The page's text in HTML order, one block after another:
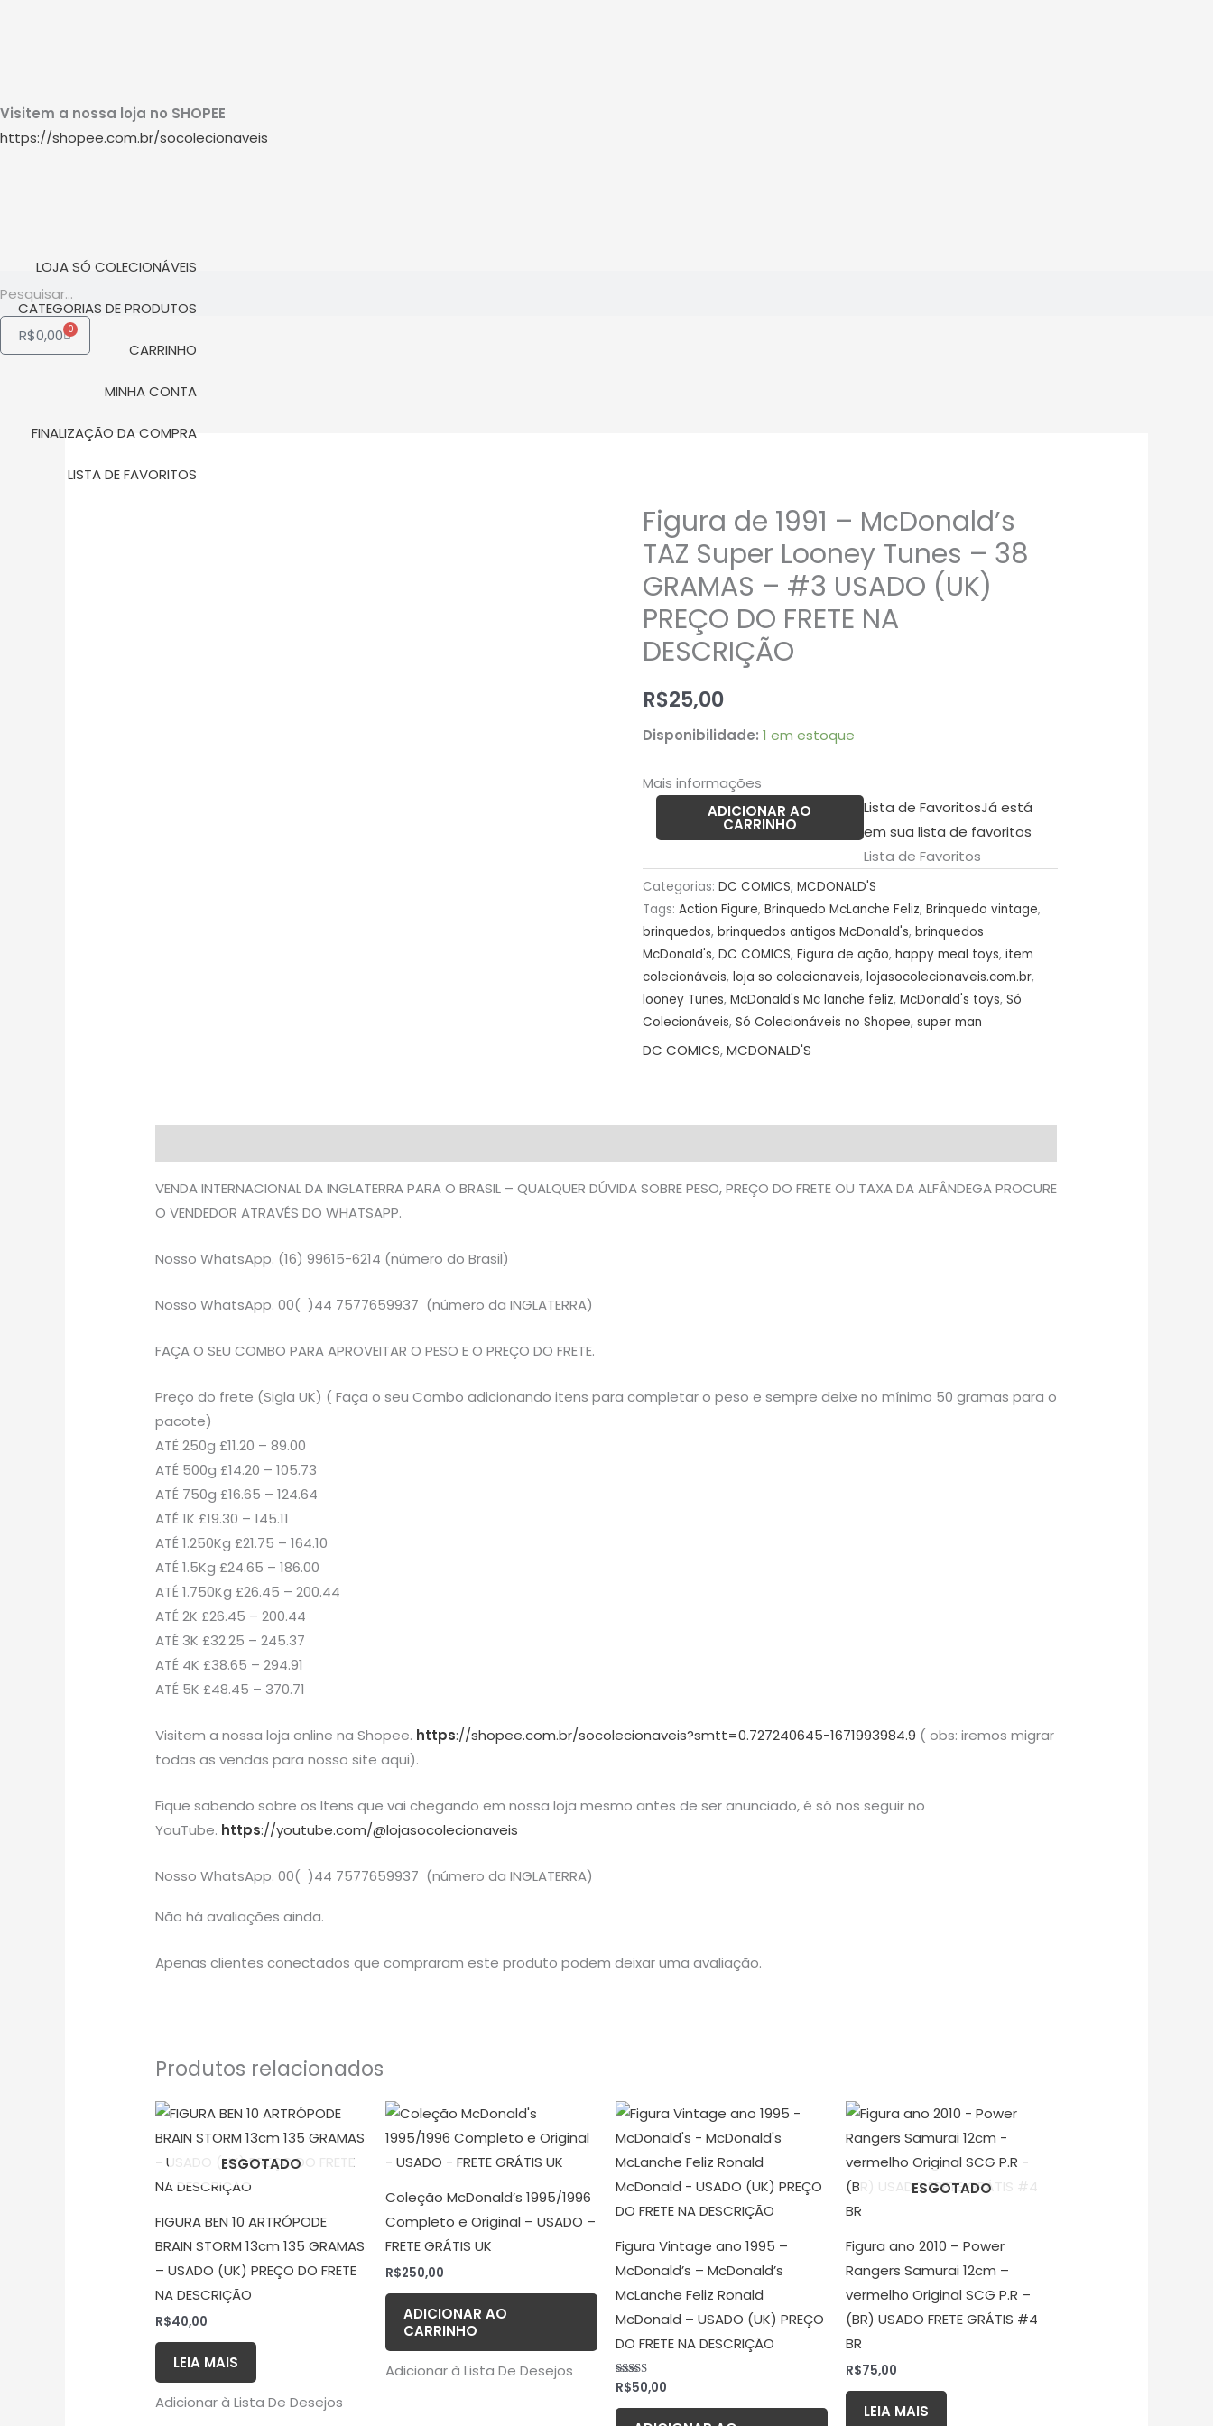
h
a
a
p
p
s
g
r
a
m
o
u
b
e
Visitem a nossa loja no SHOPEE
https://shopee.com.br/socolecionaveis
LOJA SÓ COLECIONÁVEIS
CATEGORIAS DE PRODUTOS
CARRINHO
MINHA CONTA
FINALIZAÇÃO DA COMPRA
LISTA DE FAVORITOS
R$0,00 0
Carrinho
Figura de 1991 – McDonald’s
TAZ Super Looney Tunes – 38
GRAMAS – #3 USADO (UK)
PREÇO DO FRETE NA
DESCRIÇÃO
R$25,00
Disponibilidade: 1 em estoque
Mais informações
Figura
de
1991
-
McDonald's
TAZ
Super
Looney
Tunes
–
GRAMAS
#3
(UK)
PREÇO
DO
FRETE
NA
DESCRIÇÃO
quantidade
ADICIONAR AO
CARRINHO
Lista de FavoritosJá está
em sua lista de favoritos
Lista de Favoritos
Categorias: DC COMICS, MCDONALD'S
Tags: Action Figure, Brinquedo McLanche Feliz, Brinquedo vintage,
brinquedos, brinquedos antigos McDonald's, brinquedos
McDonald's, DC COMICS, Figura de ação, happy meal toys, item
colecionáveis, loja so colecionaveis, lojasocolecionaveis.com.br,
looney Tunes, McDonald's Mc lanche feliz, McDonald's toys, Só
Colecionáveis, Só Colecionáveis no Shopee, super man
DC COMICS,MCDONALD'S
VENDA INTERNACIONAL DA INGLATERRA PARA O BRASIL – QUALQUER DÚVIDA SOBRE PESO, PREÇO DO FRETE OU TAXA DA ALFÂNDEGA PROCURE
O VENDEDOR ATRAVÉS DO WHATSAPP.
Nosso WhatsApp. (16) 99615-6214 (número do Brasil)
Nosso WhatsApp. 00( )44 7577659937 (número da INGLATERRA)
FAÇA O SEU COMBO PARA APROVEITAR O PESO E O PREÇO DO FRETE.
Preço do frete (Sigla UK) ( Faça o seu Combo adicionando itens para completar o peso e sempre deixe no mínimo 50 gramas para o
pacote)
ATÉ 250g £11.20 – 89.00
ATÉ 500g £14.20 – 105.73
ATÉ 750g £16.65 – 124.64
ATÉ 1K £19.30 – 145.11
ATÉ 1.250Kg £21.75 – 164.10
ATÉ 1.5Kg £24.65 – 186.00
ATÉ 1.750Kg £26.45 – 200.44
ATÉ 2K £26.45 – 200.44
ATÉ 3K £32.25 – 245.37
ATÉ 4K £38.65 – 294.91
ATÉ 5K £48.45 – 370.71
Visitem a nossa loja online na Shopee. https://shopee.com.br/socolecionaveis?smtt=0.727240645-1671993984.9 ( obs: iremos migrar
todas as vendas para nosso site aqui).
Fique sabendo sobre os Itens que vai chegando em nossa loja mesmo antes de ser anunciado, é só nos seguir no
YouTube. https://youtube.com/@lojasocolecionaveis
Nosso WhatsApp. 00( )44 7577659937 (número da INGLATERRA)
Não há avaliações ainda.
Apenas clientes conectados que compraram este produto podem deixar uma avaliação.
Produtos relacionados
ESGOTADO
FIGURA BEN 10 ARTRÓPODE
BRAIN STORM 13cm 135 GRAMAS
– USADO (UK) PREÇO DO FRETE
NA DESCRIÇÃO
R$40,00
LEIA MAIS
Adicionar à Lista De Desejos
Coleção McDonald’s 1995/1996
Completo e Original – USADO –
FRETE GRÁTIS UK
R$250,00
ADICIONAR AO
CARRINHO
Adicionar à Lista De Desejos
Figura Vintage ano 1995 –
McDonald’s – McDonald’s
McLanche Feliz Ronald
McDonald – USADO (UK) PREÇO
DO FRETE NA DESCRIÇÃO
Avaliação
5.00
de 5
R$50,00
ESGOTADO
Figura ano 2010 – Power
Rangers Samurai 12cm –
vermelho Original SCG P.R –
(BR) USADO FRETE GRÁTIS #4
BR
R$75,00
LEIA MAIS